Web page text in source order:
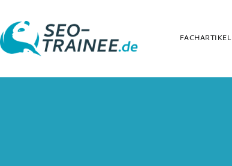
FACHARTIKEL